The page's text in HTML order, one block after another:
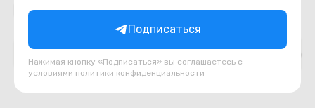
Подписаться
Нажимая кнопку «Подписаться» вы соглашаетесь с
условиями политики конфиденциальности
Подборки товаров в категории